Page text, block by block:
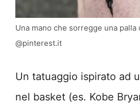
Una mano che sorregge una palla
@pinterest.it
Un tatuaggio ispirato ad
nel basket (es. Kobe